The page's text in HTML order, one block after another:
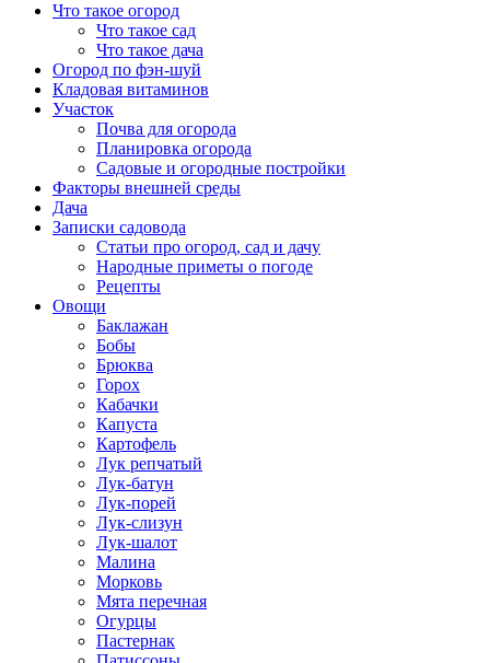
Что такое огород
Что такое сад
Что такое дача
Огород по фэн-шуй
Кладовая витаминов
Участок
Почва для огорода
Планировка огорода
Садовые и огородные постройки
Факторы внешней среды
Дача
Записки садовода
Статьи про огород, сад и дачу
Народные приметы о погоде
Рецепты
Овощи
Баклажан
Бобы
Брюква
Горох
Кабачки
Капуста
Картофель
Лук репчатый
Лук-батун
Лук-порей
Лук-слизун
Лук-шалот
Малина
Морковь
Мята перечная
Огурцы
Пастернак